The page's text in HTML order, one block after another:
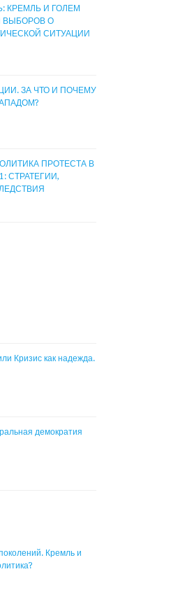
КРЕМЛЬ И ГОЛЕМ
ВЫБОРОВ О
СИТУАЦИИ
ЗА ЧТО И ПОЧЕМУ
ПРОТЕСТА В
СТРАТЕГИИ,
Кризис как надежда.
демократия
Кремль и